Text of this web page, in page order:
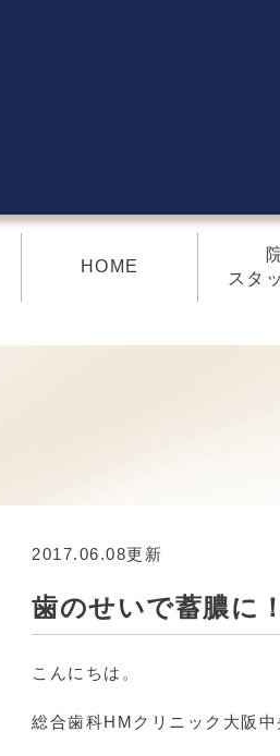
HOME
スタ
2017.06.08更新
歯のせいで蓄膿に
こんにちは。
総合歯科HMクリニック大阪中